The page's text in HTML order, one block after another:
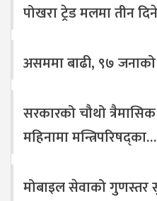
पोखरा ट्रेड मलमा तीन
असममा बाढी, ९७
सरकारको चौथो
महिनामा मन्त्रिपरिषद्का…
मोबाइल सेवाको गुणस्तर